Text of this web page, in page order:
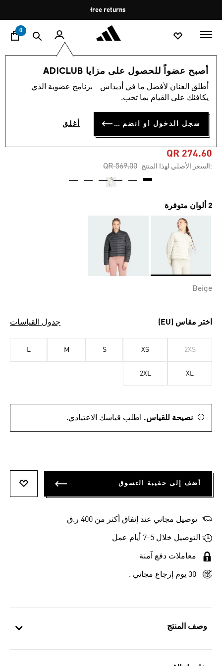
Pause
promotion
rotation
free returns
0
أصبح عضواً للحصول على مزايا ADICLUB
أطلق العنان لأفضل ما في أديداس - برنامج عضوية الذي
يكافئك على القيام بما تحب.
سجل الدخول أو انضم الآن أغلق
وصف المنتج
النساء الملابس
-50%
4.7 (42)
جاكيت HELIONIC LIGHT
DOWN
QR 274.60
:السعر الأصلي لهذا المنتج Price reduced from
QR 569.00
to
2 ألوان متوفرة
Beige
اختر مقاس (EU) جدول القياسات
2XS
XS
S
M
L
XL
2XL
نصيحة للقياس. اطلب قياسك الاعتيادي.
أضف إلى حقيبة التسوق
توصيل مجاني عند إنفاق أكثر من 400 ر.ق
التوصيل خلال 5-7 أيام عمل
معاملات دفع آمنة